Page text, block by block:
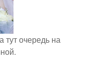
тут очередь на